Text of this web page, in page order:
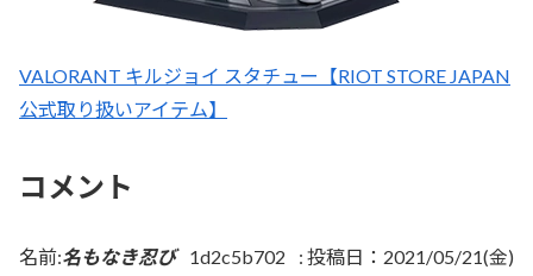
VALORANT キルジョイ スタチュー【RIOT STORE JAPAN
公式取り扱いアイテム】
コメント
名前:名もなき忍び 1d2c5b702 : 投稿日：2021/05/21(金)